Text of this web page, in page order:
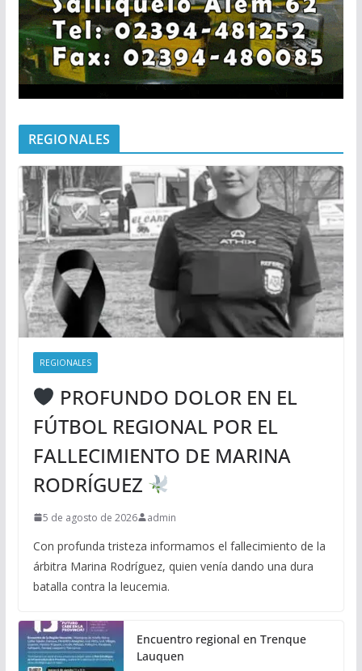
REGIONALES
REGIONALES
PROFUNDO DOLOR EN EL
FÚTBOL REGIONAL POR EL
FALLECIMIENTO DE MARINA
RODRÍGUEZ
5 de agosto de 2026 admin
Con profunda tristeza informamos el fallecimiento de la
árbitra Marina Rodríguez, quien venía dando una dura
batalla contra la leucemia.
Encuentro regional en Trenque
Lauquen